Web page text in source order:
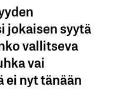
jokaisen syytä
vallitseva
vai
ei nyt tänään